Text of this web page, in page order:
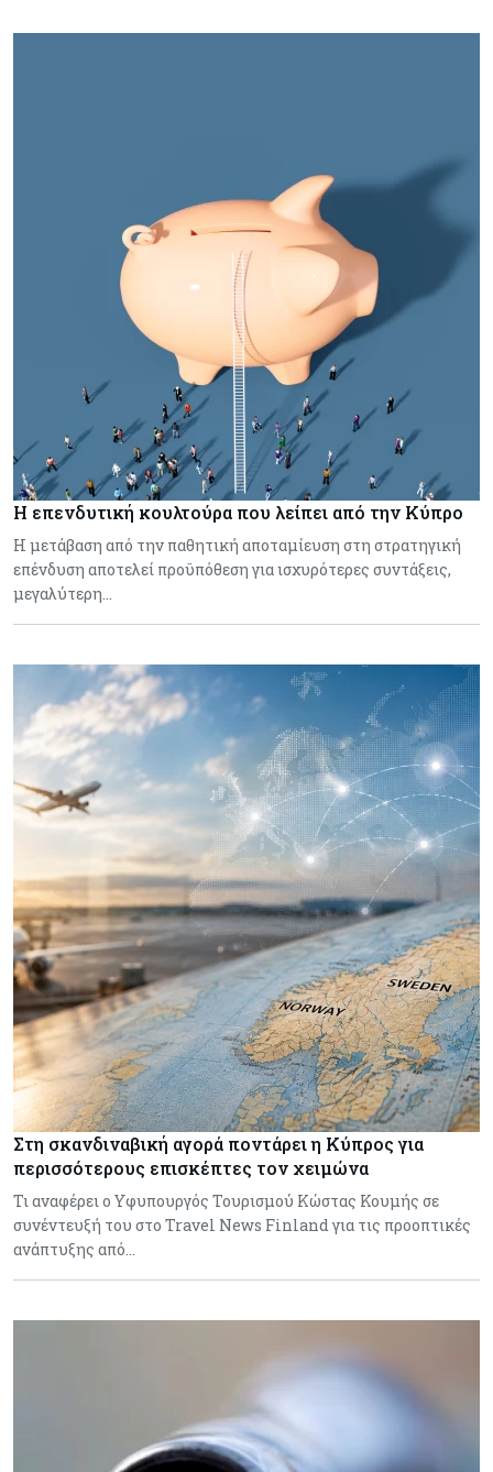
Η επενδυτική κουλτούρα που λείπει από την Κύπρο
Η μετάβαση από την παθητική αποταμίευση στη στρατηγική
επένδυση αποτελεί προϋπόθεση για ισχυρότερες συντάξεις,
μεγαλύτερη…
Στη σκανδιναβική αγορά ποντάρει η Κύπρος για
περισσότερους επισκέπτες τον χειμώνα
Τι αναφέρει ο Υφυπουργός Τουρισμού Κώστας Κουμής σε
συνέντευξή του στο Travel News Finland για τις προοπτικές
ανάπτυξης από…